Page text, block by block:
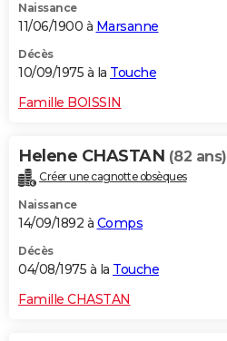
Naissance
11/06/1900 à Marsanne
Décès
10/09/1975 à la Touche
Famille BOISSIN
Helene CHASTAN (82 ans)
Créer une cagnotte obsèques
Naissance
14/09/1892 à Comps
Décès
04/08/1975 à la Touche
Famille CHASTAN